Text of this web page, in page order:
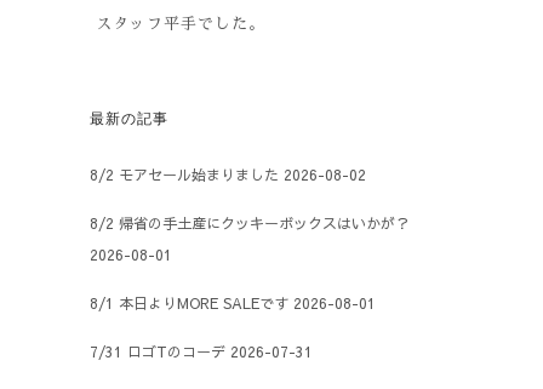
スタッフ平手でした。
最新の記事
8/2 モアセール始まりました 2026-08-02
8/2 帰省の手土産にクッキーボックスはいかが？
2026-08-01
8/1 本日よりMORE SALEです 2026-08-01
7/31 ロゴTのコーデ 2026-07-31